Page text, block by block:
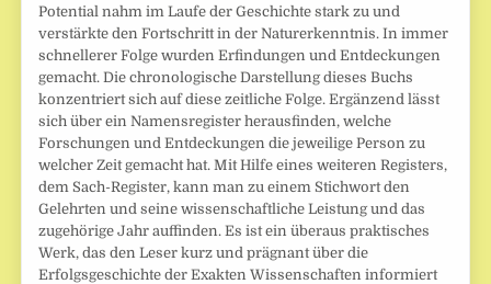
Potential nahm im Laufe der Geschichte stark zu und
verstärkte den Fortschritt in der Naturerkenntnis. In immer
schnellerer Folge wurden Erfindungen und Entdeckungen
gemacht. Die chronologische Darstellung dieses Buchs
konzentriert sich auf diese zeitliche Folge. Ergänzend lässt
sich über ein Namensregister herausfinden, welche
Forschungen und Entdeckungen die jeweilige Person zu
welcher Zeit gemacht hat. Mit Hilfe eines weiteren Registers,
dem Sach-Register, kann man zu einem Stichwort den
Gelehrten und seine wissenschaftliche Leistung und das
zugehörige Jahr auffinden. Es ist ein überaus praktisches
Werk, das den Leser kurz und prägnant über die
Erfolgsgeschichte der Exakten Wissenschaften informiert